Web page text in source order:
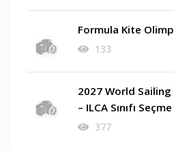
Formula Kite
133
2027 World Sailing
– ILCA Sınıfı
377